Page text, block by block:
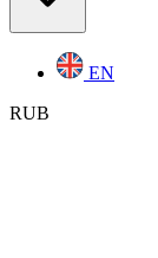
EN
RUB